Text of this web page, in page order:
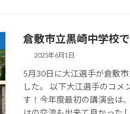
倉敷市立黒崎中学校
2025年6月1日
5月30日に大江選手が倉敷
した。 以下大江選手のコメ
す！今年度最初の講演会は